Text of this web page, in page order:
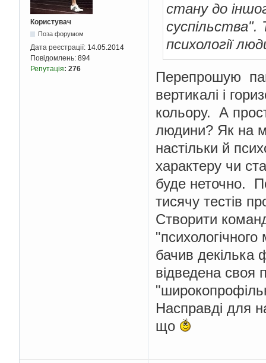
Користувач
Поза форумом
Дата реєстрації: 14.05.2014
Повідомлень: 894
Репутація: 276
стану до
суспільства".
психології
Перепрошую
вертикалі і
кольору. А
людини? Як на
настільки й
характеру чи
буде неточно.
тисячу тестів
Створити
бачив декілька
відведена своя
Насправді для
що